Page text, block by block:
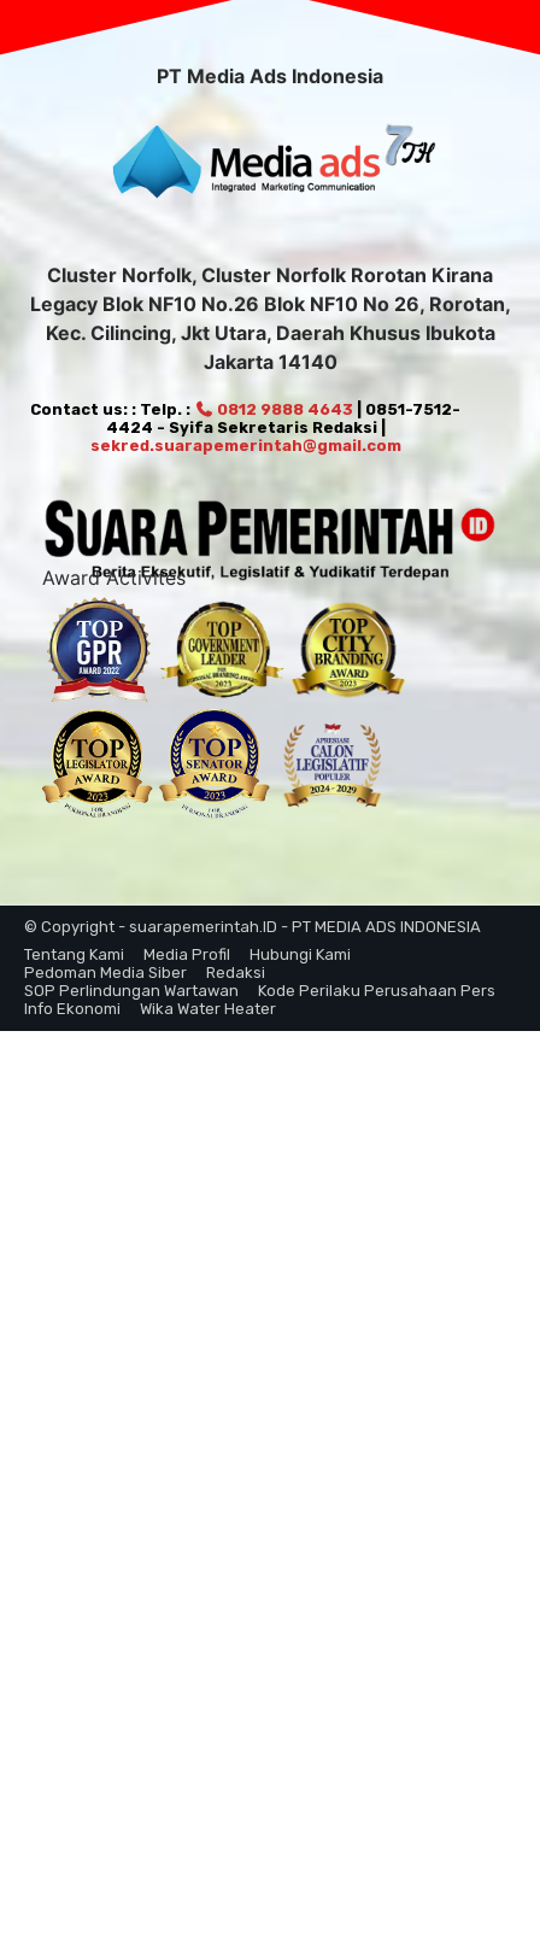
PT Media Ads Indonesia
Cluster Norfolk, Cluster Norfolk Rorotan Kirana
Legacy Blok NF10 No.26 Blok NF10 No 26, Rorotan,
Kec. Cilincing, Jkt Utara, Daerah Khusus Ibukota
Jakarta 14140
Contact us: : Telp. : 0812 9888 4643 | 0851-7512-
4424 - Syifa Sekretaris Redaksi |
sekred.suarapemerintah@gmail.com
Award Activites
© Copyright - suarapemerintah.ID - PT MEDIA ADS INDONESIA
Tentang Kami
Media Profil
Hubungi Kami
Pedoman Media Siber
Redaksi
SOP Perlindungan Wartawan
Kode Perilaku Perusahaan Pers
Info Ekonomi
Wika Water Heater